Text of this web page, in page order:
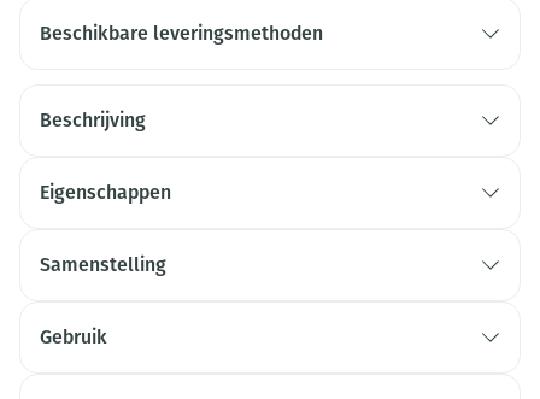
Beschikbare leveringsmethoden
Beschrijving
Eigenschappen
Samenstelling
Gebruik